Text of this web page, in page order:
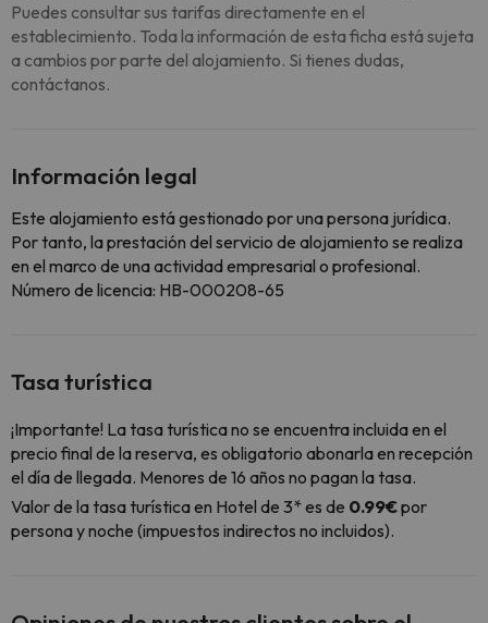
Puedes consultar sus tarifas directamente en el
establecimiento. Toda la información de esta ficha está sujeta
a cambios por parte del alojamiento. Si tienes dudas,
contáctanos.
Información legal
Este alojamiento está gestionado por una persona jurídica.
Por tanto, la prestación del servicio de alojamiento se realiza
en el marco de una actividad empresarial o profesional.
Número de licencia: HB-000208-65
Tasa turística
¡Importante! La tasa turística no se encuentra incluida en el
precio final de la reserva, es obligatorio abonarla en recepción
el día de llegada. Menores de 16 años no pagan la tasa.
Valor de la tasa turística en Hotel de 3* es de 0.99€por
persona y noche (impuestos indirectos no incluidos).